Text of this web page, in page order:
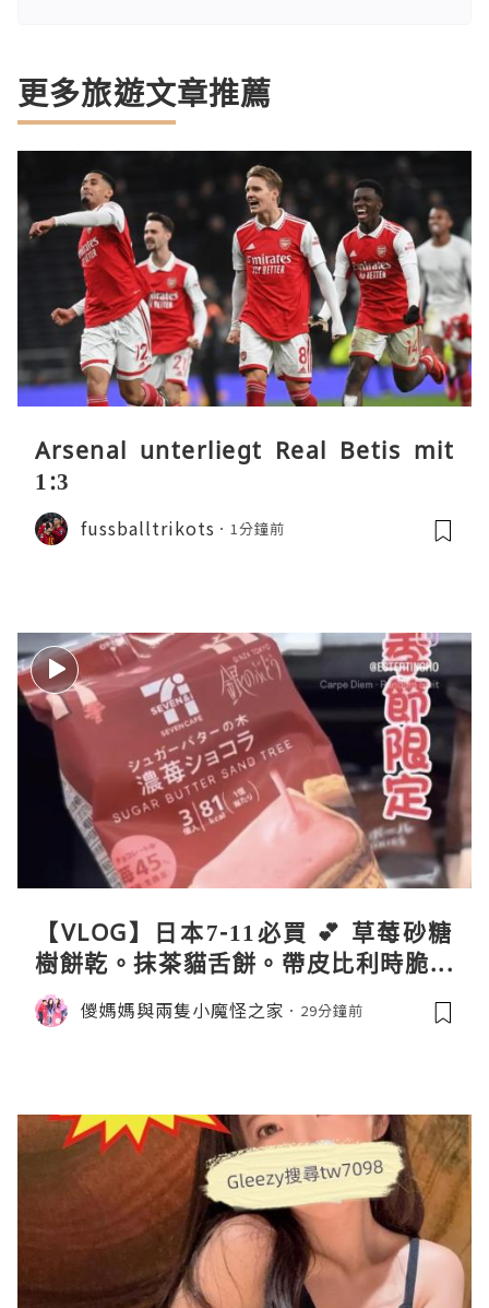
更多旅遊文章推薦
Arsenal unterliegt Real Betis mit
1:3
fussballtrikots 1分鐘前
【VLOG】日本7-11必買 💕 草莓砂糖
樹餅乾。抹茶貓舌餅。帶皮比利時脆薯
條
儍媽媽與兩隻小魔怪之家 29分鐘前